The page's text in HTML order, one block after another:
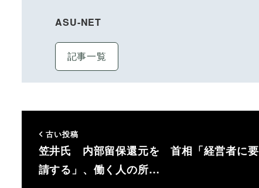
ASU-NET
記事一覧
古い投稿
笠井氏 内部留保還元を 首相「経営者に要
請する」、働く人の所…